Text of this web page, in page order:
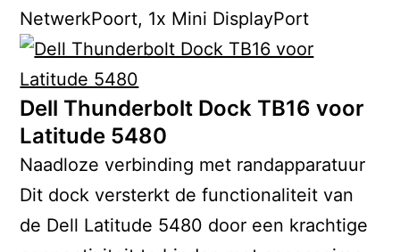
NetwerkPoort, 1x Mini DisplayPort
Dell Thunderbolt Dock TB16 voor
Latitude 5480
Naadloze verbinding met randapparatuur
Dit dock versterkt de functionaliteit van
de Dell Latitude 5480 door een krachtige